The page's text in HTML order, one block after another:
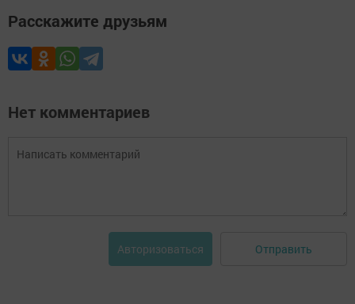
Расскажите друзьям
Нет комментариев
Авторизоваться Отправить